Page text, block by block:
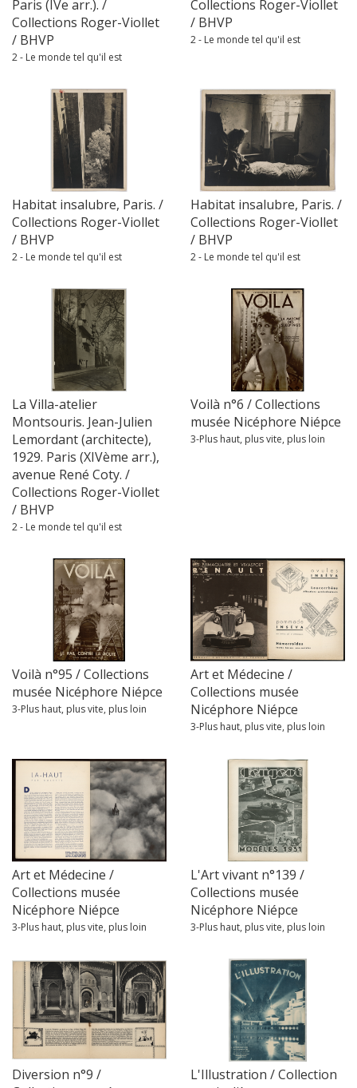
Paris (IVe arr.). /
Collections Roger-Viollet
/ BHVP
2 - Le monde tel qu'il est
Collections Roger-Viollet
/ BHVP
2 - Le monde tel qu'il est
Habitat insalubre, Paris. /
Collections Roger-Viollet
/ BHVP
2 - Le monde tel qu'il est
Habitat insalubre, Paris. /
Collections Roger-Viollet
/ BHVP
2 - Le monde tel qu'il est
La Villa-atelier
Montsouris. Jean-Julien
Lemordant (architecte),
1929. Paris (XIVème arr.),
avenue René Coty. /
Collections Roger-Viollet
/ BHVP
2 - Le monde tel qu'il est
Voilà n°6 / Collections
musée Nicéphore Niépce
3-Plus haut, plus vite, plus loin
Voilà n°95 / Collections
musée Nicéphore Niépce
3-Plus haut, plus vite, plus loin
Art et Médecine /
Collections musée
Nicéphore Niépce
3-Plus haut, plus vite, plus loin
Art et Médecine /
Collections musée
Nicéphore Niépce
3-Plus haut, plus vite, plus loin
L'Art vivant n°139 /
Collections musée
Nicéphore Niépce
3-Plus haut, plus vite, plus loin
Diversion n°9 /
L'Illustration / Collection